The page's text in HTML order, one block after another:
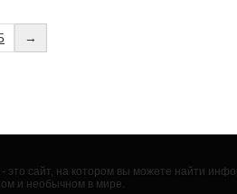
→
это сайт, на котором вы можете найти
и необычном в мире.